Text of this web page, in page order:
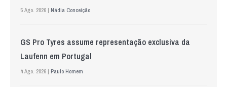
5 Ago. 2026 | Nádia Conceição
GS Pro Tyres assume representação exclusiva da
Laufenn em Portugal
4 Ago. 2026 | Paulo Homem